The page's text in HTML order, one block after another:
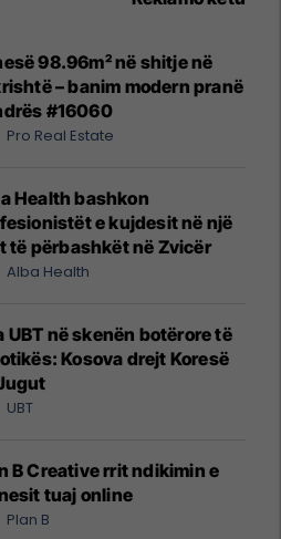
98.96m² në shitje në
– banim modern pranë
#16060
Pro Real Estate
Health bashkon
e kujdesit në një
të përbashkët në Zvicër
Alba Health
UBT në skenën botërore të
Kosova drejt Koresë
UBT
B Creative rrit ndikimin e
tuaj online
Plan B